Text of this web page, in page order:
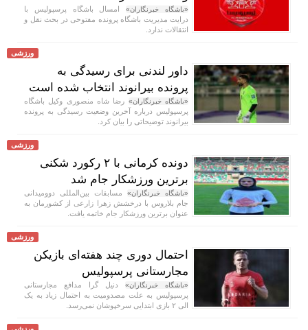
«باشگاه خبرنگاران»امسال باشگاه پرسپولیس با
درایت مدیریت باشگاه پرونده مفتوحی در بحث نقل و
انتقالات ندارد.
ورزشی
داور لندنی برای رسیدگی به
پرونده بیرانوند انتخاب شده است
«باشگاه خبرنگاران» رضا شاه منصوری وکیل باشگاه
پرسپولیس درباره آخرین وضعیت رسیدگی به پرونده
بیرانوند توضیحاتی را بیان کرد.
ورزشی
دونده کرمانی با ۲ رکورد شکنی
برترین ورزشکار جام شد
«باشگاه خبرنگاران» مسابقات بین‌المللی دوومیدانی
جام بلاروس با درخشش زهرا زارعی از کشورمان به
عنوان برترین ورزشکار جام خاتمه یافت.
ورزشی
احتمال دوری چند هفته‌ای بازیکن
مجارستانی پرسپولیس
«باشگاه خبرنگاران» دنیل گرا مدافع مجارستانی
پرسپولیس به علت مصدومیت به احتمال زیاد به یک
الی ۲ بازی ابتدایی سرخپوشان نمی‌رسد.